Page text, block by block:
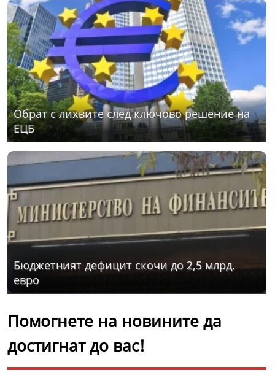
Обрат с лихвите след ключово решение на
ЕЦБ
Бюджетният дефицит скочи до 2,5 млрд.
евро
Помогнете на новините да
достигнат до вас!